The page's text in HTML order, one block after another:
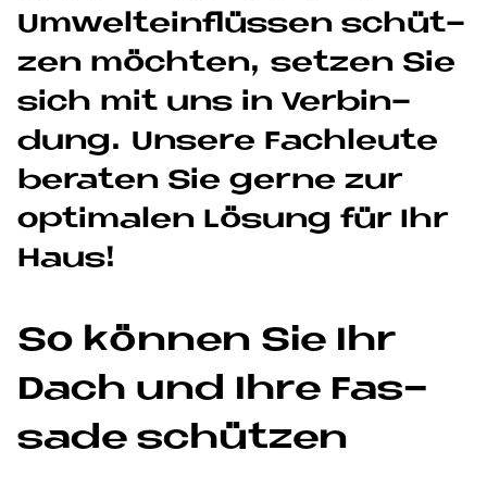
Um­welt­ein­flüs­sen schüt­
zen möch­ten, set­zen Sie
sich mit uns in Ver­bin­
dung. Un­se­re Fach­leu­te
be­ra­ten Sie ger­ne zur
op­ti­ma­len Lö­sung für Ihr
Haus!
So kön­nen Sie Ihr
Dach und Ihre Fas­
sa­de schüt­zen